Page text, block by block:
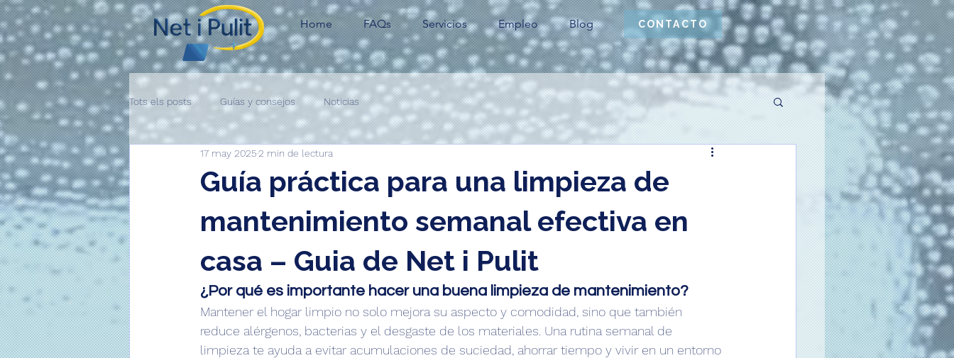
Home FAQs Servicios Empleo Blog CONTACTO
Tots els posts Guías y consejos Noticias
Guía práctica para una limpieza de
mantenimiento semanal efectiva en
casa – Guia de Net i Pulit
17 may 20252 min de lectura
¿Por qué es importante hacer una buena limpieza de mantenimiento?
Mantener el hogar limpio no solo mejora su aspecto y comodidad, sino que también
reduce alérgenos, bacterias y el desgaste de los materiales. Una rutina semanal de
limpieza te ayuda a evitar acumulaciones de suciedad, ahorrar tiempo y vivir en un entorno